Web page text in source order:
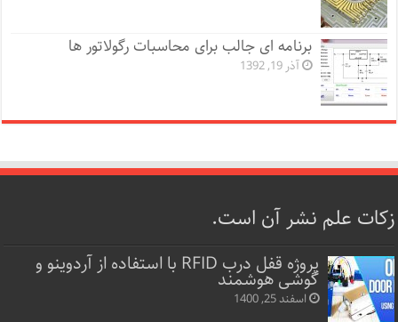
برنامه ای جالب برای محاسبات رگولاتور ها
آذر 19, 1392
زکات علم نشر آن است.
پروژه قفل‌ درب RFID با استفاده از آردوینو و
گوشی هوشمند
اسفند 25, 1400